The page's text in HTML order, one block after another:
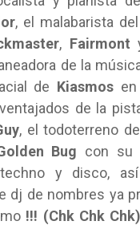
, el malabarista
, Fairmont
de la
de Kiasmos
de la
, el todoterreno
Bug con su
y disco,
dj de nombres ya
!!! (Chk Chk Chk)